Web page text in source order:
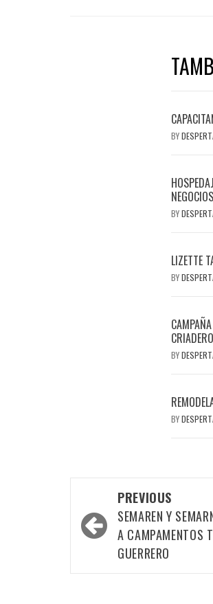
BY
NEGOCIOS
BY
LIZETTE
BY
BY
BY
navigation
PREVIOUS
SEMAREN Y
A CAMPAMENTOS
GUERRERO